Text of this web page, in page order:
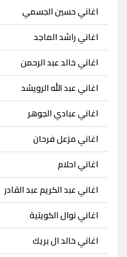
اغاني حسين الجسمي
اغاني راشد الماجد
اغاني خالد عبد الرحمن
اغاني عبد الله الرويشد
اغاني عبادي الجوهر
اغاني مزعل فرحان
اغاني احلام
اغاني عبد الكريم عبد القادر
اغاني نوال الكويتية
اغاني خالد ال بريك